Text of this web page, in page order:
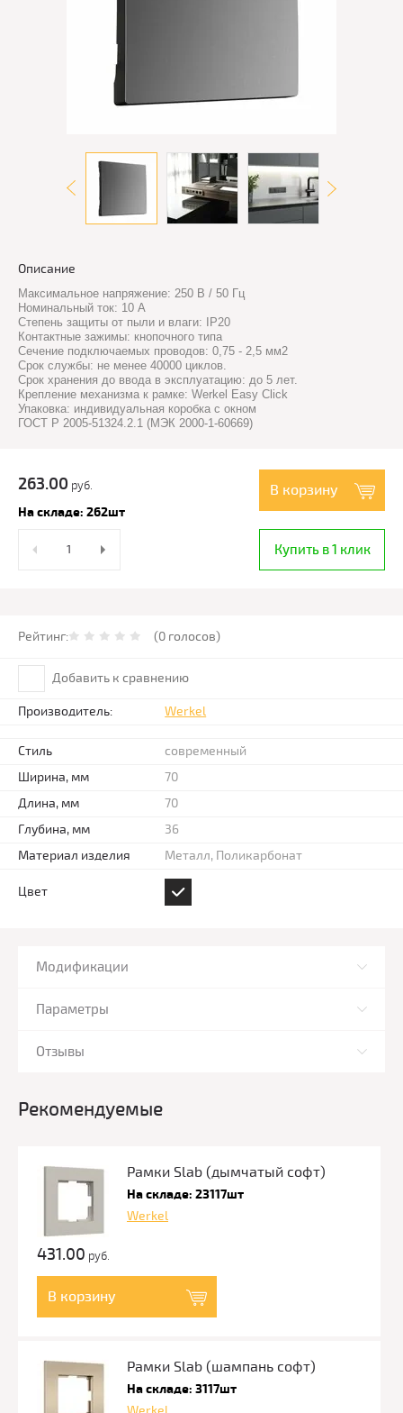
Описание
Максимальное напряжение: 250 В / 50 Гц
Номинальный ток: 10 А
Степень защиты от пыли и влаги: IP20
Контактные зажимы: кнопочного типа
Сечение подключаемых проводов: 0,75 - 2,5 мм2
Срок службы: не менее 40000 циклов.
Срок хранения до ввода в эксплуатацию: до 5 лет.
Крепление механизма к рамке: Werkel Easy Click
Упаковка: индивидуальная коробка с окном
ГОСТ Р 2005-51324.2.1 (МЭК 2000-1-60669)
263.00 руб.
На складе: 262шт
В корзину
Купить в 1 клик
Рейтинг: (0 голосов)
Добавить к сравнению
Производитель: Werkel
Стиль
современный
Ширина, мм
70
Длина, мм
70
Глубина, мм
36
Материал изделия
Металл, Поликарбонат
Цвет
Модификации
Параметры
Отзывы
Рекомендуемые
Рамки Slab (дымчатый софт)
На складе: 23117шт
Werkel
431.00 руб.
В корзину
Рамки Slab (шампань софт)
На складе: 3117шт